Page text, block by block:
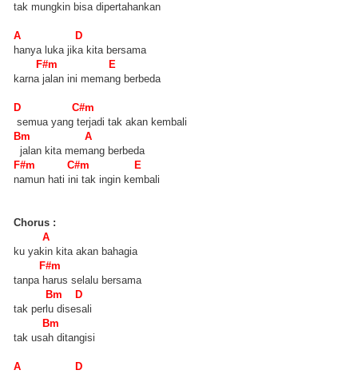
tak mungkin bisa dipertahankan
A D
hanya luka jika kita bersama
F#m E
karna jalan ini memang berbeda
D C#m
semua yang terjadi tak akan kembali
Bm A
jalan kita memang berbeda
F#m C#m E
namun hati ini tak ingin kembali
Chorus :
A
ku yakin kita akan bahagia
F#m
tanpa harus selalu bersama
Bm D
tak perlu disesali
Bm
tak usah ditangisi
A D